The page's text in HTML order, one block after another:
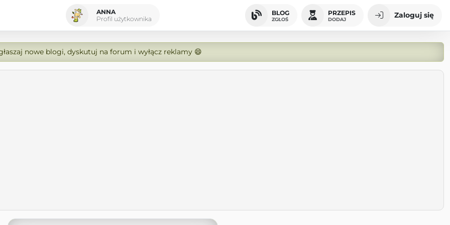
ANNA
Profil użytkownika
BLOG
ZGŁOŚ
PRZEPIS
DODAJ Zaloguj się
nowe blogi, dyskutuj na forum i wyłącz reklamy 😄